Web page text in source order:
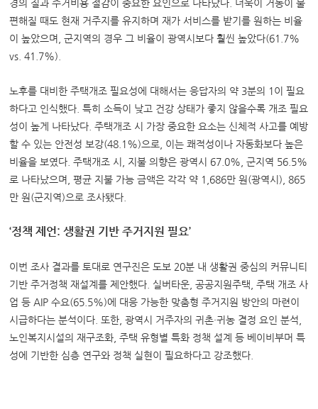
경의 질과 주거비용 절감이 중요한 요인으로 나타났다. 더욱이 거동이 불
편해질 때도 현재 거주지를 유지하며 재가 서비스를 받기를 원하는 비율
이 높았으며, 군지역의 경우 그 비율이 광역시보다 훨씬 높았다(61.7%
vs. 41.7%).
노후를 대비한 주택개조 필요성에 대해서는 응답자의 약 3분의 1이 필요
하다고 인식했다. 특히 소득이 낮고 건강 상태가 좋지 않을수록 개조 필요
성이 높게 나타났다. 주택개조 시 가장 중요한 요소는 신체적 사고를 예방
할 수 있는 안전성 보강(48.1%)으로, 이는 쾌적성이나 자동화보다 높은
비율을 보였다. 주택개조 시, 지불 의향은 광역시 67.0%, 군지역 56.5%
로 나타났으며, 평균 지불 가능 금액은 각각 약 1,686만 원(광역시), 865
만 원(군지역)으로 조사됐다.
‘정책 제언: 생활권 기반 주거지원 필요’
이번 조사 결과를 토대로 연구진은 도보 20분 내 생활권 중심의 커뮤니티
기반 주거정책 재설계를 제안했다. 실버타운, 공공지원주택, 주택 개조 사
업 등 AIP 수요(65.5%)에 대응 가능한 맞춤형 주거지원 방안의 마련이
시급하다는 분석이다. 또한, 광역시 거주자의 귀촌·귀농 결정 요인 분석,
노인복지시설의 재구조화, 주택 유형별 특화 정책 설계 등 베이비부머 특
성에 기반한 심층 연구와 정책 실현이 필요하다고 강조했다.